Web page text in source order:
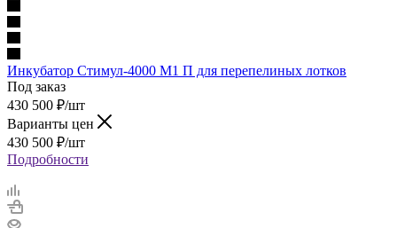
Инкубатор Стимул-4000 М1 П для перепелиных лотков
Под заказ
430 500 ₽/шт
Варианты цен
430 500 ₽/шт
Подробности